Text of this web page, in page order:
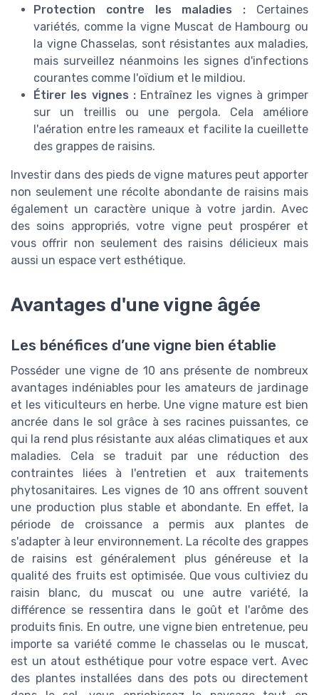
Protection contre les maladies : Certaines
variétés, comme la vigne Muscat de Hambourg ou
la vigne Chasselas, sont résistantes aux maladies,
mais surveillez néanmoins les signes d'infections
courantes comme l'oïdium et le mildiou.
Étirer les vignes :Entraînez les vignes à grimper
sur un treillis ou une pergola. Cela améliore
l'aération entre les rameaux et facilite la cueillette
des grappes de raisins.
Investir dans des pieds de vigne matures peut apporter
non seulement une récolte abondante de raisins mais
également un caractère unique à votre jardin. Avec
des soins appropriés, votre vigne peut prospérer et
vous offrir non seulement des raisins délicieux mais
aussi un espace vert esthétique.
Avantages d'une vigne âgée
Les bénéfices d’une vigne bien établie
Posséder une vigne de 10 ans présente de nombreux
avantages indéniables pour les amateurs de jardinage
et les viticulteurs en herbe. Une vigne mature est bien
ancrée dans le sol grâce à ses racines puissantes, ce
qui la rend plus résistante aux aléas climatiques et aux
maladies. Cela se traduit par une réduction des
contraintes liées à l'entretien et aux traitements
phytosanitaires. Les vignes de 10 ans offrent souvent
une production plus stable et abondante. En effet, la
période de croissance a permis aux plantes de
s'adapter à leur environnement. La récolte des grappes
de raisins est généralement plus généreuse et la
qualité des fruits est optimisée. Que vous cultiviez du
raisin blanc, du muscat ou une autre variété, la
différence se ressentira dans le goût et l'arôme des
produits finis. En outre, une vigne bien entretenue, peu
importe sa variété comme le chasselas ou le muscat,
est un atout esthétique pour votre espace vert. Avec
des plantes installées dans des pots ou directement